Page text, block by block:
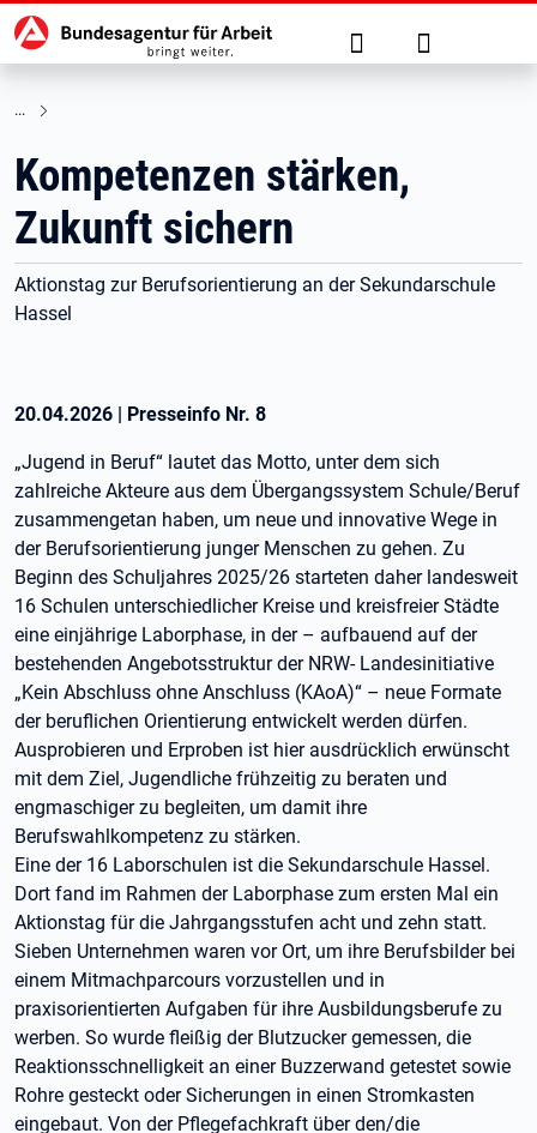
zu den Hauptinhalten springen
Hauptnavigation Suche Anmelden
Kompetenzen stärken,
Zukunft sichern
Aktionstag zur Berufsorientierung an der Sekundarschule
Hassel
20.04.2026 | Presseinfo Nr. 8
„Jugend in Beruf“ lautet das Motto, unter dem sich
zahlreiche Akteure aus dem Übergangssystem Schule/Beruf
zusammengetan haben, um neue und innovative Wege in
der Berufsorientierung junger Menschen zu gehen. Zu
Beginn des Schuljahres 2025/26 starteten daher landesweit
16 Schulen unterschiedlicher Kreise und kreisfreier Städte
eine einjährige Laborphase, in der – aufbauend auf der
bestehenden Angebotsstruktur der NRW- Landesinitiative
„Kein Abschluss ohne Anschluss (KAoA)“ – neue Formate
der beruflichen Orientierung entwickelt werden dürfen.
Ausprobieren und Erproben ist hier ausdrücklich erwünscht
mit dem Ziel, Jugendliche frühzeitig zu beraten und
engmaschiger zu begleiten, um damit ihre
Berufswahlkompetenz zu stärken.
Eine der 16 Laborschulen ist die Sekundarschule Hassel.
Dort fand im Rahmen der Laborphase zum ersten Mal ein
Aktionstag für die Jahrgangsstufen acht und zehn statt.
Sieben Unternehmen waren vor Ort, um ihre Berufsbilder bei
einem Mitmachparcours vorzustellen und in
praxisorientierten Aufgaben für ihre Ausbildungsberufe zu
werben. So wurde fleißig der Blutzucker gemessen, die
Reaktionsschnelligkeit an einer Buzzerwand getestet sowie
Rohre gesteckt oder Sicherungen in einen Stromkasten
eingebaut. Von der Pflegefachkraft über den/die